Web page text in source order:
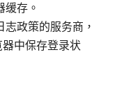
存。
政策的服务商，
中保存登录状